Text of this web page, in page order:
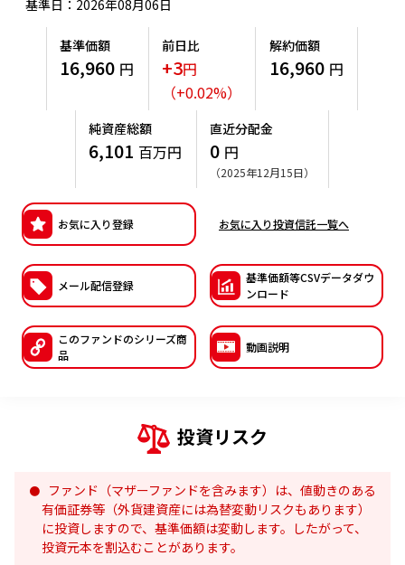
こだわりのインデックスファンド 購入・換金手数料なしシ
確定拠出年金について
確定拠出年金での商品の選び方について
投資の教室
ニッセイアセットの重要課題
サステナビリティへの取り組み
サステナビリティレポート
日本版スチュワードシップ・コードへの対応
国内株式議決権行使の方針と判断基準
採用情報
公式キャラクターのご紹介
基準日：2026年08月06日
基準価額
16,960 円
前日比
+3円
（+0.02%）
解約価額
16,960 円
純資産総額
6,101 百万円
直近分配金
0 円
（2025年12月15日）
お気に入り登録 お気に入り投資信託一覧へ
メール配信登録
基準価額等CSVデータダウ
ンロード
このファンドのシリーズ商
品
動画説明
投資リスク
ファンド（マザーファンドを含みます）は、値動きのある
有価証券等（外貨建資産には為替変動リスクもあります）
に投資しますので、基準価額は変動します。したがって、
投資元本を割込むことがあります。